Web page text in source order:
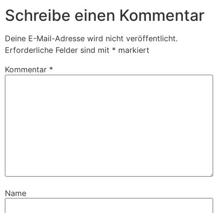
Schreibe einen Kommentar
Deine E-Mail-Adresse wird nicht veröffentlicht.
Erforderliche Felder sind mit * markiert
Kommentar *
Name